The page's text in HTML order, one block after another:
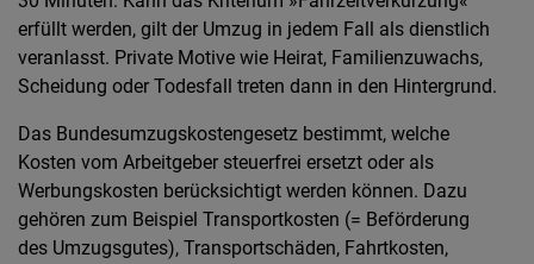
erfüllt werden, gilt der Umzug in jedem Fall als dienstlich
veranlasst. Private Motive wie Heirat, Familienzuwachs,
Scheidung oder Todesfall treten dann in den Hintergrund.
Das Bundesumzugskostengesetz bestimmt, welche
Kosten vom Arbeitgeber steuerfrei ersetzt oder als
Werbungskosten berücksichtigt werden können. Dazu
gehören zum Beispiel Transportkosten (= Beförderung
des Umzugsgutes), Transportschäden, Fahrtkosten,